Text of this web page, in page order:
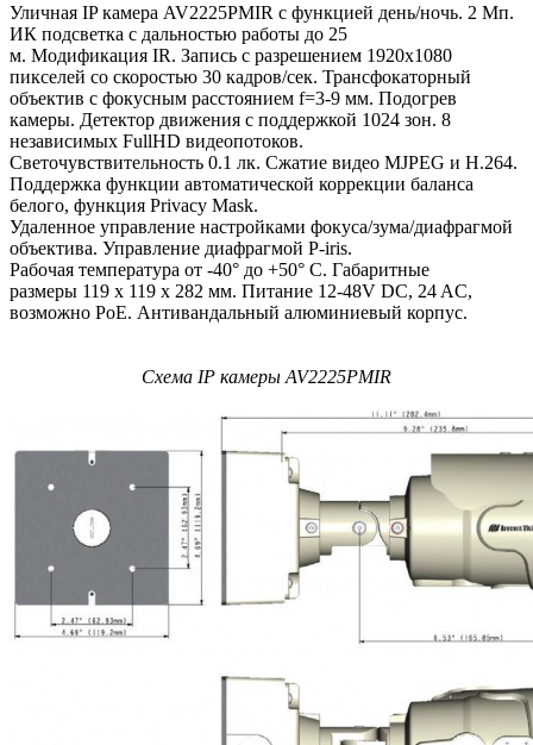
Уличная IP камера AV2225PMIR с функцией день/ночь. 2 Мп.
ИК подсветка с дальностью работы до 25
м. Модификация IR. Запись с разрешением 1920x1080
пикселей со скоростью 30 кадров/сек. Трансфокаторный
объектив с фокусным расстоянием f=3-9 мм. Подогрев
камеры. Детектор движения с поддержкой 1024 зон. 8
независимых FullHD видеопотоков.
Светочувствительность 0.1 лк. Сжатие видео MJPEG и H.264.
Поддержка функции автоматической коррекции баланса
белого, функция Privacy Mask.
Удаленное управление настройками фокуса/зума/диафрагмой
объектива. Управление диафрагмой P-iris.
Рабочая температура от -40° до +50° С. Габаритные
размеры 119 х 119 х 282 мм. Питание 12-48V DC, 24 AC,
возможно PoE. Антивандальный алюминиевый корпус.
Схема IP камеры AV2225PMIR